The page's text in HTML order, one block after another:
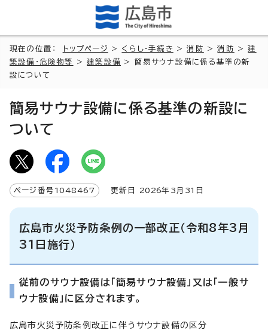
現在の位置： トップページ > くらし・手続き >消防 >消防 >建
築設備・危険物等
>建築設備 > 簡易サウナ設備に係る基準の新
設について
簡易サウナ設備に係る基準の新設に
ついて
ページ番号 1048467 更新日 2026年3月 31 日
広島市火災予防条例の一部改正（令和8年3月
31日施行）
従前のサウナ設備は「簡易サウナ設備」又は「一般サ
ウナ設備」に区分されます。
広島市火災予防条例改正に伴うサウナ設備の区分